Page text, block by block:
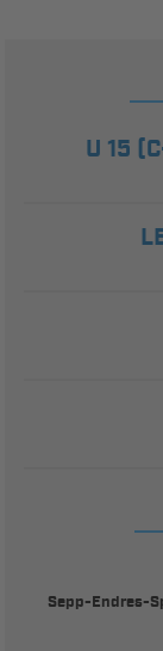
U 15
Sepp-Endres-